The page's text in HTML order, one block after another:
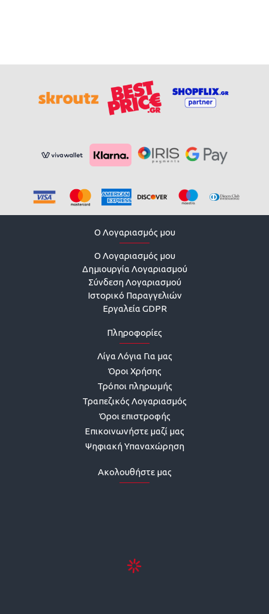
O Λογαριασμός μου
O Λογαριασμός μου
Δημιουργία Λογαριασμού
Σύνδεση Λογαριασμού
Ιστορικό Παραγγελιών
Εργαλεία GDPR
Πληροφορίες
Λίγα Λόγια Για μας
Όροι Χρήσης
Τρόποι πληρωμής
Τραπεζικός Λογαριασμός
Όροι επιστροφής
Επικοινωνήστε μαζί μας
Ψηφιακή Υπαναχώρηση
Ακολουθήστε μας